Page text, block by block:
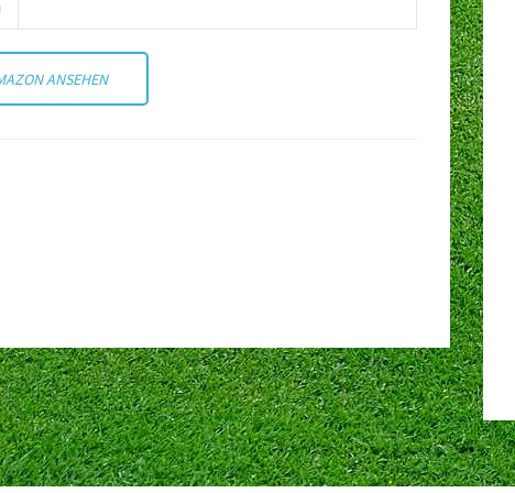
ANSEHEN